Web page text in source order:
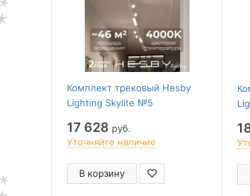
Комплект трековый Hesby
Lighting Skylite №5
17 628 руб.
Уточняйте наличие
В корзину